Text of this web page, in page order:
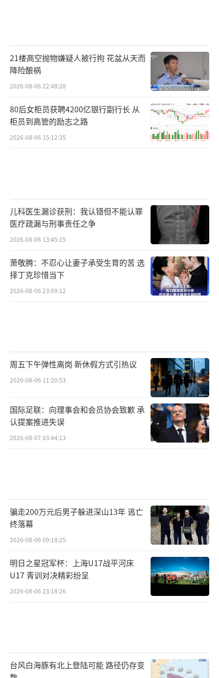
21楼高空抛物嫌疑人被行拘 花盆从天而
降险酿祸
2026-08-06 22:48:28
80后女柜员获聘4200亿银行副行长 从
柜员到高管的励志之路
2026-08-06 15:12:35
儿科医生漏诊获刑：我认错但不能认罪
医疗疏漏与刑事责任之争
2026-08-06 13:45:15
萧敬腾：不忍心让妻子承受生育的苦 选
择丁克珍惜当下
2026-08-06 23:09:12
周五下午弹性离岗 新休假方式引热议
2026-08-06 11:20:53
国际足联：向理事会和会员协会致歉 承
认提案推进失误
2026-08-07 03:44:13
骗走200万元后男子躲进深山13年 逃亡
终落幕
2026-08-06 09:18:25
明日之星冠军杯：上海U17战平河床
U17 青训对决精彩纷呈
2026-08-06 23:18:26
台风白海豚有北上登陆可能 路径仍存变